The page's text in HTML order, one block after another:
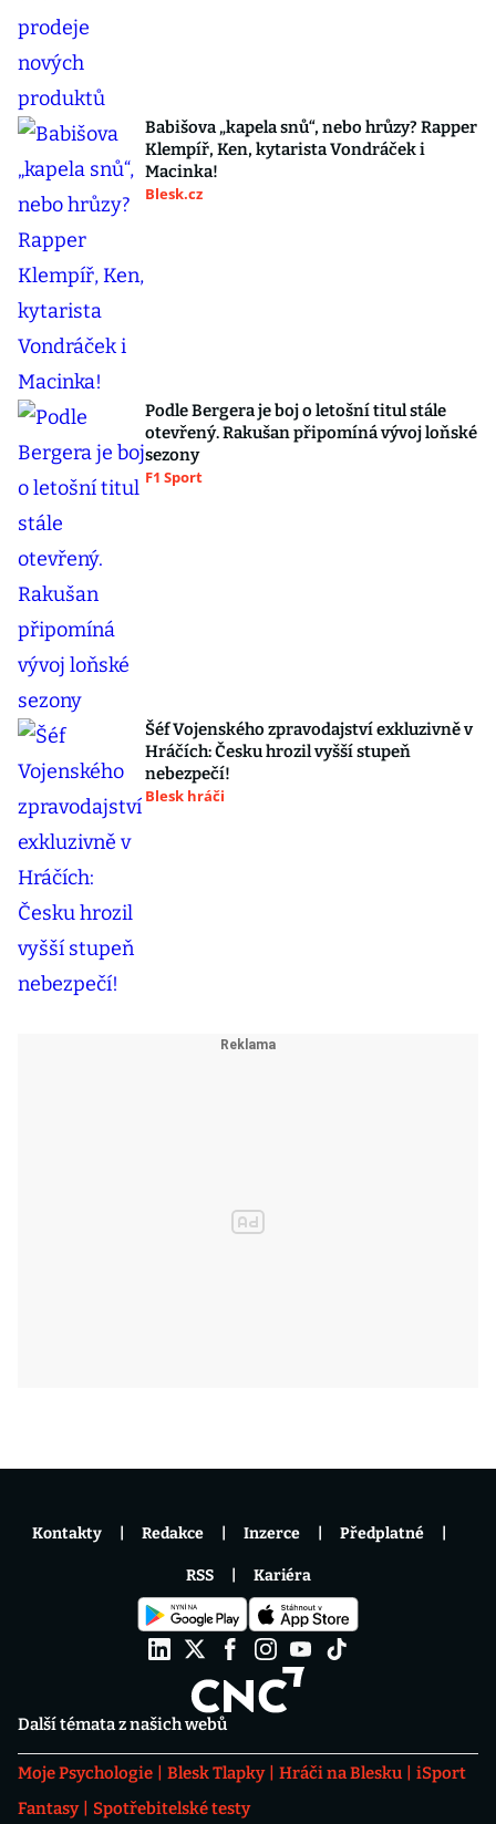
Babišova „kapela snů“, nebo hrůzy? Rapper
Klempíř, Ken, kytarista Vondráček i
Macinka!
Blesk.cz
Podle Bergera je boj o letošní titul stále
otevřený. Rakušan připomíná vývoj loňské
sezony
F1 Sport
Šéf Vojenského zpravodajství exkluzivně v
Hráčích: Česku hrozil vyšší stupeň
nebezpečí!
Blesk hráči
Další témata z našich webů
Moje Psychologie Blesk Tlapky Hráči na Blesku
iSport
Fantasy
Spotřebitelské testy
Kontakty Redakce Inzerce Předplatné
RSS Kariéra